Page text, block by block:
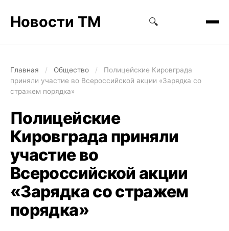
Новости ТМ 🔍
Главная / Общество /
Полицейские Кировграда
приняли участие во Всероссийской акции «Зарядка со
стражем порядка»
Полицейские
Кировграда приняли
участие во
Всероссийской акции
«Зарядка со стражем
порядка»